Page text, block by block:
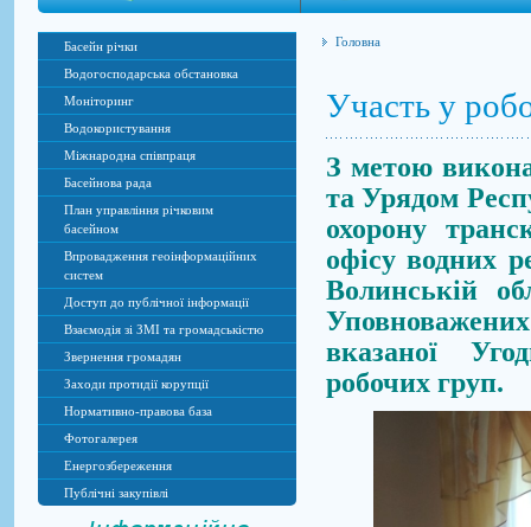
Басейн річки
Водогосподарська обстановка
Моніторинг
Водокористування
Міжнародна співпраця
Басейнова рада
План управління річковим
басейном
Впровадження геоінформаційних
систем
Доступ до публічної інформації
Взаємодія зі ЗМІ та громадськістю
Звернення громадян
Заходи протидії корупції
Нормативно-правова база
Фотогалерея
Енергозбереження
Публічні закупівлі
Головна
Участь у
З метою
та Урядом
охорону
офісу водних
Волинській
вказаної
робочих груп.